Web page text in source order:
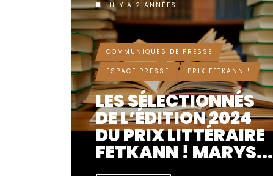
IL Y A 2 ANNÉES
COMMUNIQUÉS DE PRESSE
ESPACE PRESSE PRIX FETKANN !
LES SÉLECTIONNÉS
DE L’ÉDITION 2024
DU PRIX LITTÉRAIRE
FETKANN ! MARYS...